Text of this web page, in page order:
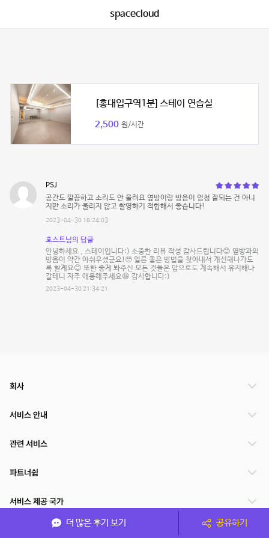
spacecloud
[홍대입구역1분] 스테이 연습실
2,500 원/시간
PSJ
공간도 깔끔하고 소리도 안 울려요 옆방이랑 방음이 엄청 잘되는 건 아니
지만 소리가 울리지 않고 촬영하기 적합해서 좋습니다!
2023-04-30 18:24:03
호스트님의 답글
안녕하세요 , 스테이입니다:) 소중한 리뷰 작성 감사드립니다😊 옆방과의
방음이 약간 아쉬우셨군요!🥹 얼른 좋은 방법을 찾아내서 개선해나가도
록 할게요😊 또한 좋게 봐주신 모든 것들은 앞으로도 계속해서 유지해나
갈테니 자주 애용해주세요😆 감사합니다:)
2023-04-30 21:34:21
더 많은 후기 보기 공유하기
회사
서비스 안내
관련 서비스
파트너쉽
서비스 제공 국가